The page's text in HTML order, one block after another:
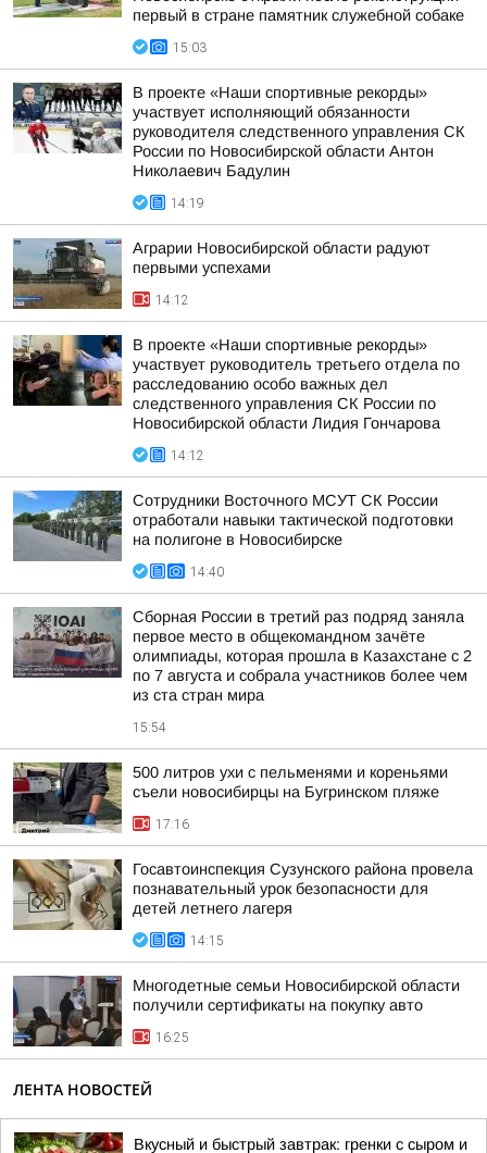
первый в стране памятник служебной собаке
15:03
В проекте «Наши спортивные рекорды»
участвует исполняющий обязанности
руководителя следственного управления СК
России по Новосибирской области Антон
Николаевич Бадулин
14:19
Аграрии Новосибирской области радуют
первыми успехами
14:12
В проекте «Наши спортивные рекорды»
участвует руководитель третьего отдела по
расследованию особо важных дел
следственного управления СК России по
Новосибирской области Лидия Гончарова
14:12
Сотрудники Восточного МСУТ СК России
отработали навыки тактической подготовки
на полигоне в Новосибирске
14:40
Сборная России в третий раз подряд заняла
первое место в общекомандном зачёте
олимпиады, которая прошла в Казахстане с 2
по 7 августа и собрала участников более чем
из ста стран мира
15:54
500 литров ухи с пельменями и кореньями
съели новосибирцы на Бугринском пляже
17:16
Госавтоинспекция Сузунского района провела
познавательный урок безопасности для
детей летнего лагеря
14:15
Многодетные семьи Новосибирской области
получили сертификаты на покупку авто
16:25
ЛЕНТА НОВОСТЕЙ
Вкусный и быстрый завтрак: гренки с сыром и